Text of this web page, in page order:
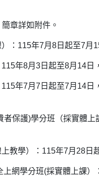
章詳如附件。
：115年7月8日起至7月
年8月3日起至8月14日
年7月7日起至7月14
保護)學分班（採實體
教學）：115年7月28日
網學分班(採實體上課